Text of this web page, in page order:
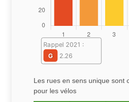
Rappel 2021 :
G
2.26
Les rues en sens unique sont
pour les vélos